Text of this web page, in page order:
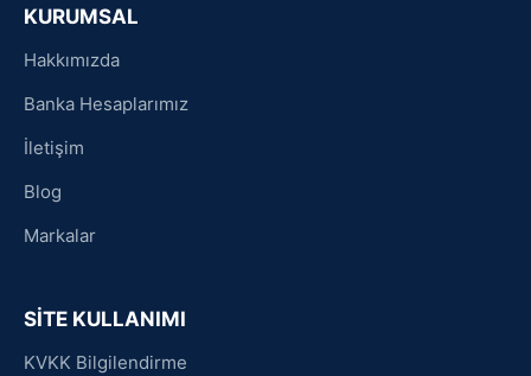
KURUMSAL
Hakkımızda
Banka Hesaplarımız
İletişim
Blog
Markalar
SİTE KULLANIMI
KVKK Bilgilendirme